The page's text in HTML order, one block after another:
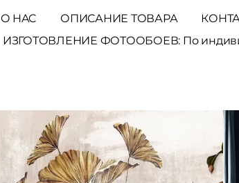
O HAC ОПИСАНИЕ ТОВАРА
ИЗГОТОВЛЕНИЕ ФОТООБОЕВ: По